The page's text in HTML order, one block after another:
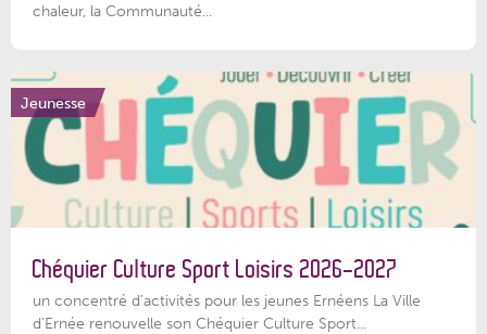
chaleur, la Communauté...
Jeunesse
Chéquier Culture Sport Loisirs 2026-2027
un concentré d’activités pour les jeunes Ernéens La Ville
d’Ernée renouvelle son Chéquier Culture Sport...